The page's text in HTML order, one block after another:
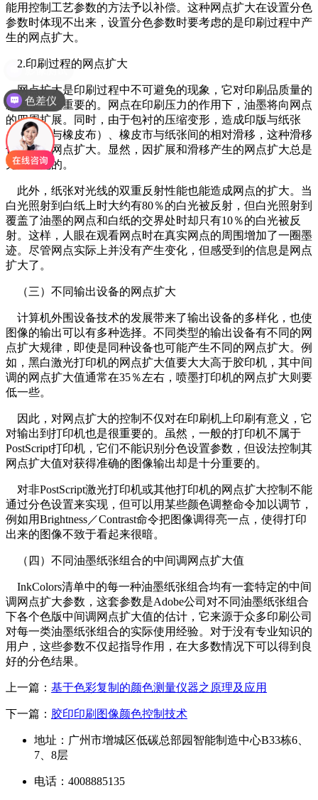
能用控制工艺参数的方法予以补偿。这种网点扩大在设置分色
参数时体现不出来，设置分色参数时要考虑的是印刷过程中产
生的网点扩大。
2.印刷过程的网点扩大
网点扩大是印刷过程中不可避免的现象，它对印刷品质量的
影响是至关重要的。网点在印刷压力的作用下，油墨将向网点
的四周扩展。同时，由于包衬的压缩变形，造成印版与纸张
（或印版与橡皮布）、橡皮市与纸张间的相对滑移，这种滑移
也将引起网点扩大。显然，因扩展和滑移产生的网点扩大总是
无法避免的。
此外，纸张对光线的双重反射性能也能造成网点的扩大。当
白光照射到白纸上时大约有80％的白光被反射，但白光照射到
覆盖了油墨的网点和白纸的交界处时却只有10％的白光被反
射。这样，人眼在观看网点时在真实网点的周围增加了一圈墨
迹。尽管网点实际上并没有产生变化，但感受到的信息是网点
扩大了。
（三）不同输出设备的网点扩大
计算机外围设备技术的发展带来了输出设备的多样化，也使
图像的输出可以有多种选择。不同类型的输出设备有不同的网
点扩大规律，即使是同种设备也可能产生不同的网点扩大。例
如，黑白激光打印机的网点扩大值要大大高于胶印机，其中间
调的网点扩大值通常在35％左右，喷墨打印机的网点扩大则要
低一些。
因此，对网点扩大的控制不仅对在印刷机上印刷有意义，它
对输出到打印机也是很重要的。虽然，一般的打印机不属于
PostScript打印机，它们不能识别分色设置参数，但设法控制其
网点扩大值对获得准确的图像输出却是十分重要的。
对非PostScript激光打印机或其他打印机的网点扩大控制不能
通过分色设置来实现，但可以用某些颜色调整命令加以调节，
例如用Brightness／Contrast命令把图像调得亮一点，使得打印
出来的图像不致于看起来很暗。
（四）不同油墨纸张组合的中间调网点扩大值
InkColors清单中的每一种油墨纸张组合均有一套特定的中间
调网点扩大参数，这套参数是Adobe公司对不同油墨纸张组合
下各个色版中间调网点扩大值的估计，它来源于众多印刷公司
对每一类油墨纸张组合的实际使用经验。对于没有专业知识的
用户，这些参数不仅起指导作用，在大多数情况下可以得到良
好的分色结果。
上一篇： 基于色彩复制的颜色测量仪器之原理及应用
下一篇： 胶印印刷图像颜色控制技术
地址：广州市增城区低碳总部园智能制造中心B33栋6、
7、8层
电话：4008885135
色差仪